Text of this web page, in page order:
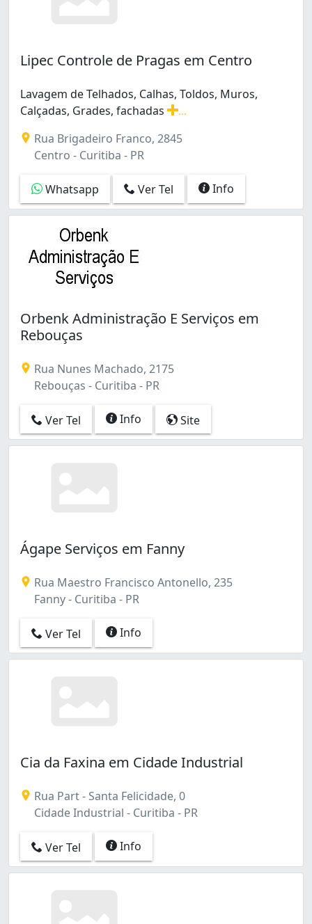
Lipec Controle de Pragas em Centro
Lavagem de Telhados, Calhas, Toldos, Muros,
Calçadas, Grades, fachadas
Rua Brigadeiro Franco, 2845
Centro - Curitiba - PR
Whatsapp Ver Tel Info
Orbenk Administração E Serviços em
Rebouças
Rua Nunes Machado, 2175
Rebouças - Curitiba - PR
Ver Tel Info Site
Ágape Serviços em Fanny
Rua Maestro Francisco Antonello, 235
Fanny - Curitiba - PR
Ver Tel Info
Cia da Faxina em Cidade Industrial
Rua Part - Santa Felicidade, 0
Cidade Industrial - Curitiba - PR
Ver Tel Info